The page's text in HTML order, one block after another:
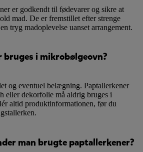
er godkendt til fødevarer og sikre at
mad. De er fremstillet efter strenge
tryg madoplevelse uanset arrangement.
bruges i mikrobølgeovn?
og eventuel belægning. Paptallerkener
eller dekorfolie må aldrig bruges i
altid produktinformationen, før du
man brugte paptallerkener?